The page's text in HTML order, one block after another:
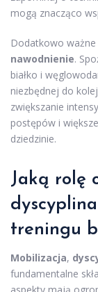
mogą znacząco
Dodatkowo
nawodnienie.
białko i
niezbędnej do
zwiększanie
postępów i
dziedzinie.
Jaką rolę
treningu
Mobilizacja,
fundamentalne
aspekty mają